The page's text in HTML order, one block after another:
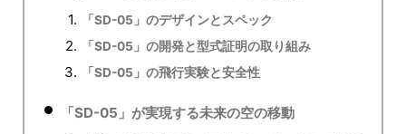
「SD-05」のデザインとスペック
「SD-05」の開発と型式証明の取り組み
「SD-05」の飛行実験と安全性
「SD-05」が実現する未来の空の移動